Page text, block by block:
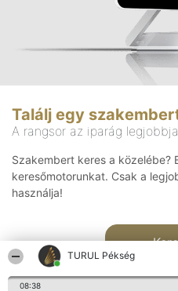
TURUL Pékség
08:38
Találj egy
A rangsor az iparág
Szakembert keres a közelébe?
keresőmotorunkat. Csak a
használja!